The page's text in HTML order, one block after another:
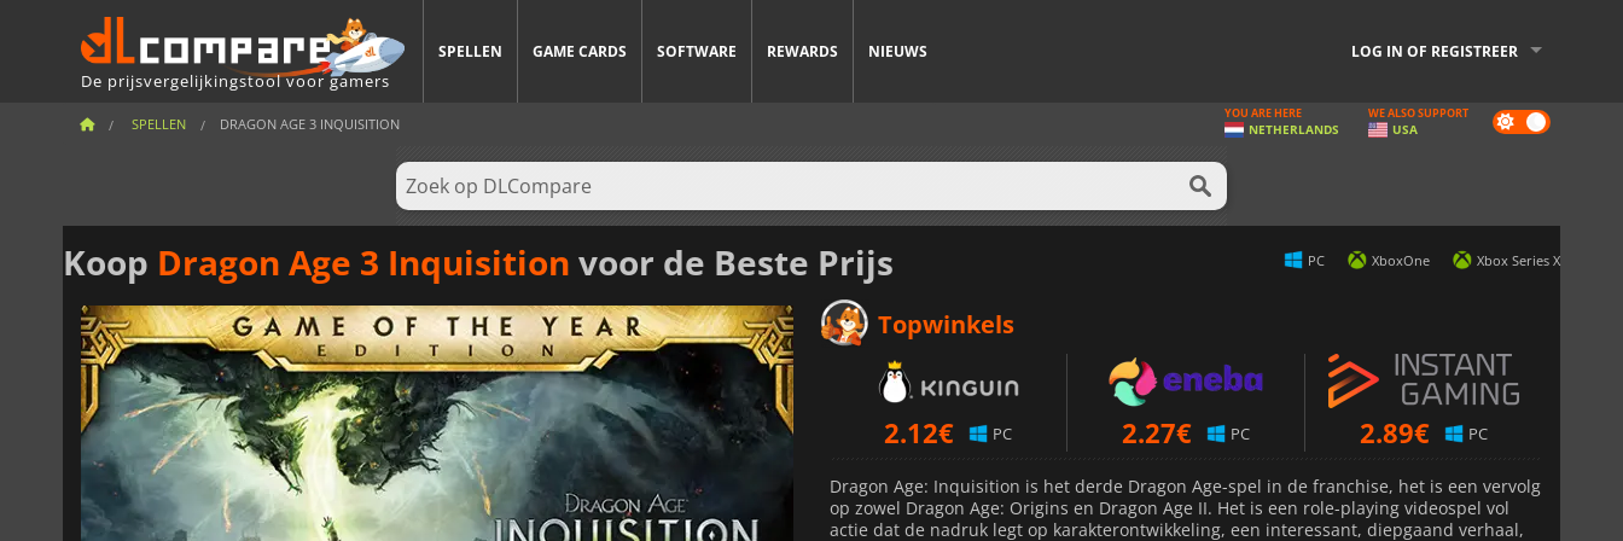
De prijsvergelijkingstool voor gamers
SPELLEN GAME CARDS SOFTWARE REWARDS NIEUWS LOG IN OF REGISTREER
SPELLEN DRAGON AGE 3 INQUISITION Dark
mode
YOU ARE HERE
NETHERLANDS
WE ALSO SUPPORT
USA
Koop Dragon Age 3 Inquisition voor de Beste Prijs PC XboxOne Xbox Series X
Topwinkels
2.12€ PC 2.27€ PC 2.89€ PC
Dragon Age: Inquisition is het derde Dragon Age-spel in de franchise, het is een vervolg
op zowel Dragon Age: Origins en Dragon Age II. Het is een role-playing videospel vol
actie dat de nadruk legt op karakterontwikkeling, een interessant, diepgaand verhaal,